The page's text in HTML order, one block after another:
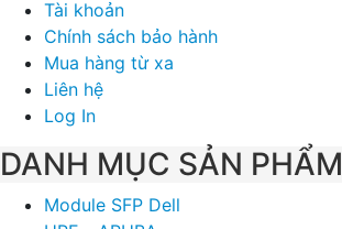
Tài khoản
Chính sách bảo hành
Mua hàng từ xa
Liên hệ
Log In
DANH MỤC SẢN PHẨM
Module SFP Dell